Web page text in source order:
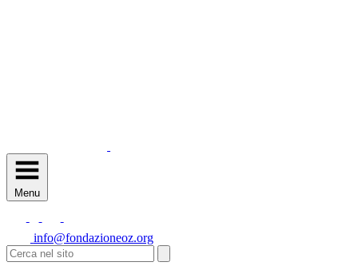
Menu
info@fondazioneoz.org